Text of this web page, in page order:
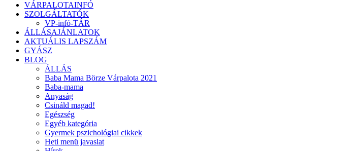
VÁRPALOTAINFÓ
SZOLGÁLTATÓK
VP-infó-TÁR
ÁLLÁSAJÁNLATOK
AKTUÁLIS LAPSZÁM
GYÁSZ
BLOG
ÁLLÁS
Baba Mama Börze Várpalota 2021
Baba-mama
Anyaság
Csináld magad!
Egészség
Egyéb kategória
Gyermek pszichológiai cikkek
Heti menü javaslat